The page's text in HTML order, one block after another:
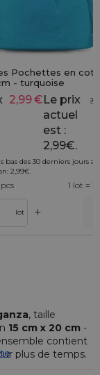
Pochettes en
- turquoise
2,99€Le prix
actuel
est :
2,99€.
bas des 30 derniers jours
2,99€.
1 lot =
lot +
, taille
15 cm x 20 cm -
contient
plus de temps.